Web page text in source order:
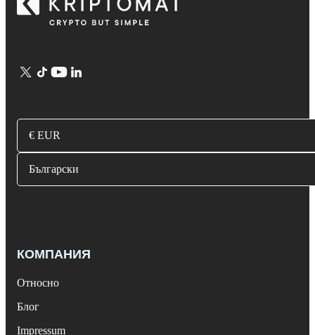
€ EUR
Български
КОМПАНИЯ
Относно
Блог
Impressum